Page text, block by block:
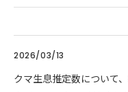
2026/03/13
クマ生息推定数について